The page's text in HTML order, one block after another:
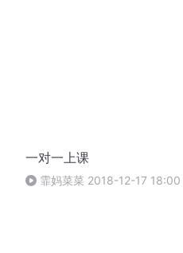
一对一上课
霏妈菜菜 2018-12-17 18:00